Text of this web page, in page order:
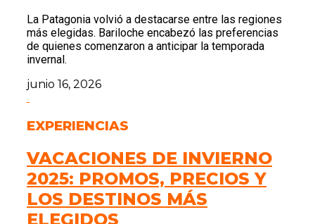
La Patagonia volvió a destacarse entre las regiones
más elegidas. Bariloche encabezó las preferencias
de quienes comenzaron a anticipar la temporada
invernal.
junio 16, 2026
EXPERIENCIAS
VACACIONES DE INVIERNO
2025: PROMOS, PRECIOS Y
LOS DESTINOS MÁS
ELEGIDOS